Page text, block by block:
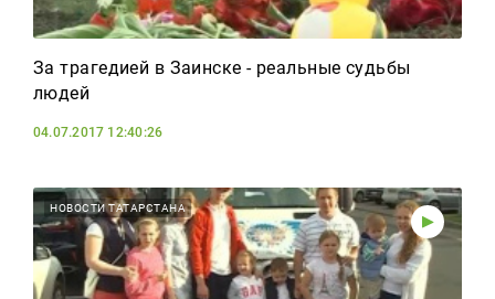
За трагедией в Заинске - реальные судьбы
людей
04.07.2017 12:40:26
НОВОСТИ ТАТАРСТАНА